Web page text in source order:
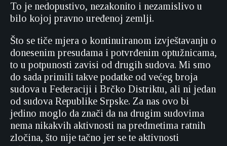
To je nedopustivo, nezakonito i nezamislivo u
bilo kojoj pravno uređenoj zemlji.
Što se tiče mjera o kontinuiranom izvještavanju o
donesenim presudama i potvrđenim optužnicama,
to u potpunosti zavisi od drugih sudova. Mi smo
do sada primili takve podatke od većeg broja
sudova u Federaciji i Brčko Distriktu, ali ni jedan
od sudova Republike Srpske. Za nas ovo bi
jedino moglo da znači da na drugim sudovima
nema nikakvih aktivnosti na predmetima ratnih
zločina, što nije tačno jer se te aktivnosti